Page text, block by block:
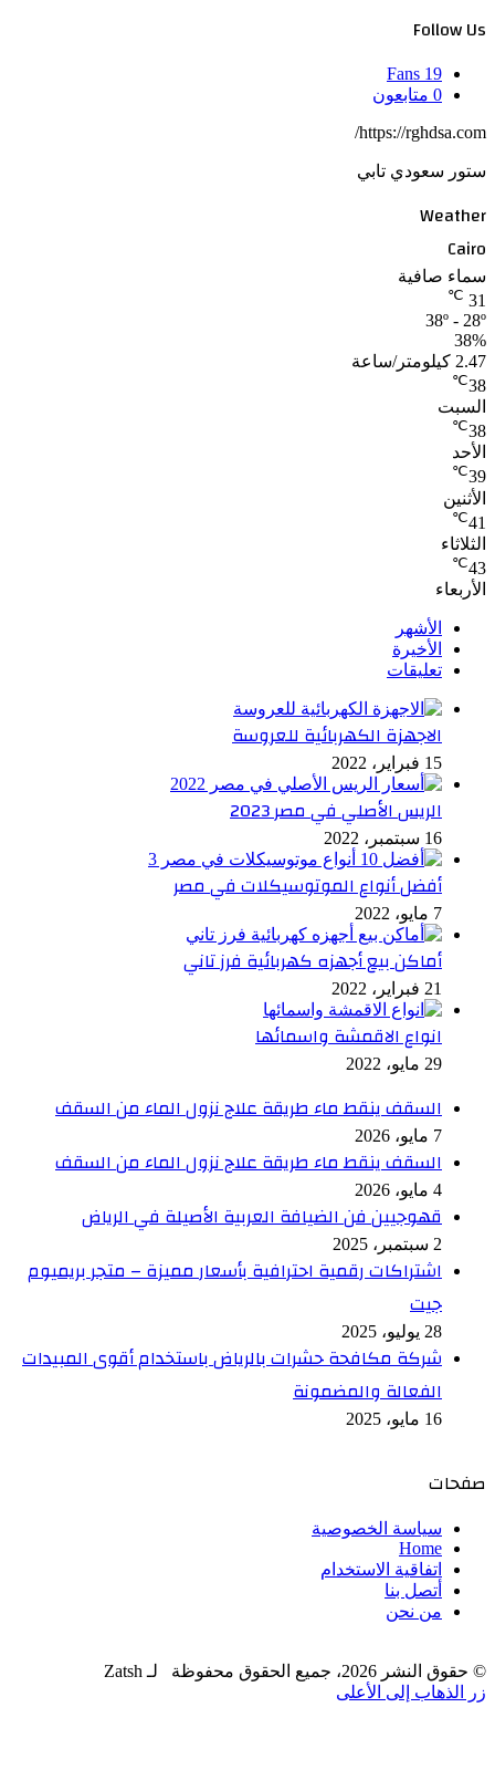
Follow Us
19
Fans
0 متابعون
https://rghdsa.com/
ستور سعودي تابي
Weather
Cairo
سماء صافية
31
℃
38º - 28º
38%
2.47 كيلومتر/ساعة
38
℃
السبت
38
℃
الأحد
39
℃
الأثنين
41
℃
الثلاثاء
43
℃
الأربعاء
الأشهر
الأخيرة
تعليقات
الاجهزة الكهربائية للعروسة
15 فبراير، 2022
الريس الأصلي في مصر 2023
16 سبتمبر، 2022
أفضل أنواع الموتوسيكلات في مصر
7 مايو، 2022
أماكن بيع أجهزه كهربائية فرز تاني
21 فبراير، 2022
انواع الاقمشة واسمائها
29 مايو، 2022
السقف ينقط ماء طريقة علاج نزول الماء من السقف
7 مايو، 2026
السقف ينقط ماء طريقة علاج نزول الماء من السقف
4 مايو، 2026
قهوجيين فن الضيافة العربية الأصيلة في الرياض
2 سبتمبر، 2025
اشتراكات رقمية احترافية بأسعار مميزة – متجر بريميوم
جيت
28 يوليو، 2025
شركة مكافحة حشرات بالرياض باستخدام أقوى المبيدات
الفعالة والمضمونة
16 مايو، 2025
صفحات
سياسة الخصوصية
Home
اتفاقية الاستخدام
أتصل بنا
من نحن
© حقوق النشر 2026، جميع الحقوق محفوظة لـ Zatsh
زر الذهاب إلى الأعلى